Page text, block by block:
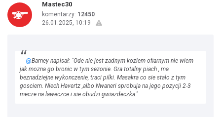
Mastec30
komentarzy: 12450
26.01.2025, 10:19
@Barney napisał: "Ode nie jest zadnym kozlem ofiarnym nie wiem
jak mozna go bronic w tym sezonie. Gra totalny piach , ma
beznadziejne wykonczenie, traci pilki. Masakra co sie stalo z tym
gosciem. Niech Havertz ,albo Nwaneri sprobuja na jego pozycji 2-3
mecze na laweczce i sie obudzi gwiazdeczka."